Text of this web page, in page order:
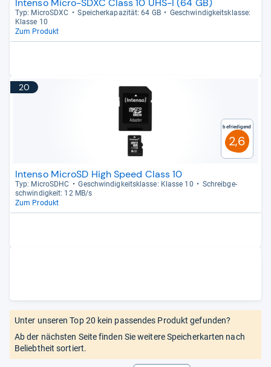
Intenso Micro-SDXC Class 10 UHS-I (64 GB)
Typ: MicroS­DXC Spei­cher­ka­pa­zi­tät: 64 GB
Geschwin­dig­keits­klasse:
Klasse 10
Zum Produkt
20
Befriedigend
2,6
Intenso MicroSD High Speed Class 10
Typ: MicroSDHC Geschwin­dig­keits­klasse: Klasse 10
Schreib­ge­
schwin­dig­keit: 12 MB/s
Zum Produkt
Unter unseren Top 20 kein passendes Produkt gefunden?
Ab der nächsten Seite finden Sie weitere Speicherkarten nach
Beliebtheit sortiert.